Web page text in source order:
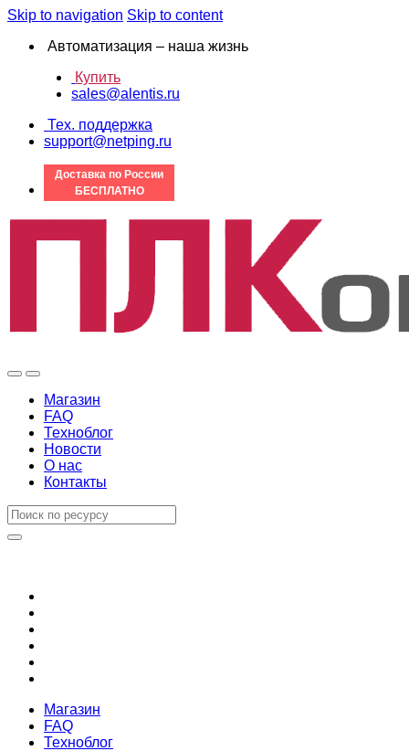
Skip to navigation Skip to content
Автоматизация – наша жизнь
Купить
sales@alentis.ru
Тех. поддержка
support@netping.ru
Доставка по России
БЕСПЛАТНО
Магазин
FAQ
Техноблог
Новости
О нас
Контакты
Магазин
FAQ
Техноблог